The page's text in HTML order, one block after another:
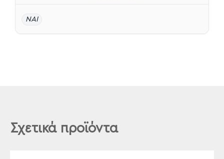
ΝΑΙ
Σχετικά προϊόντα